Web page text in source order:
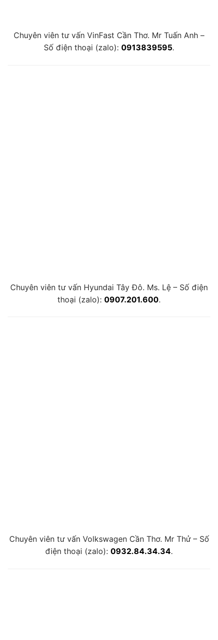
Chuyên viên tư vấn VinFast Cần Thơ. Mr Tuấn Anh –
Số điện thoại (zalo): 0913839595.
Chuyên viên tư vấn Hyundai Tây Đô. Ms. Lệ – Số điện
thoại (zalo): 0907.201.600.
Chuyên viên tư vấn Volkswagen Cần Thơ. Mr Thử – Số
điện thoại (zalo): 0932.84.34.34.